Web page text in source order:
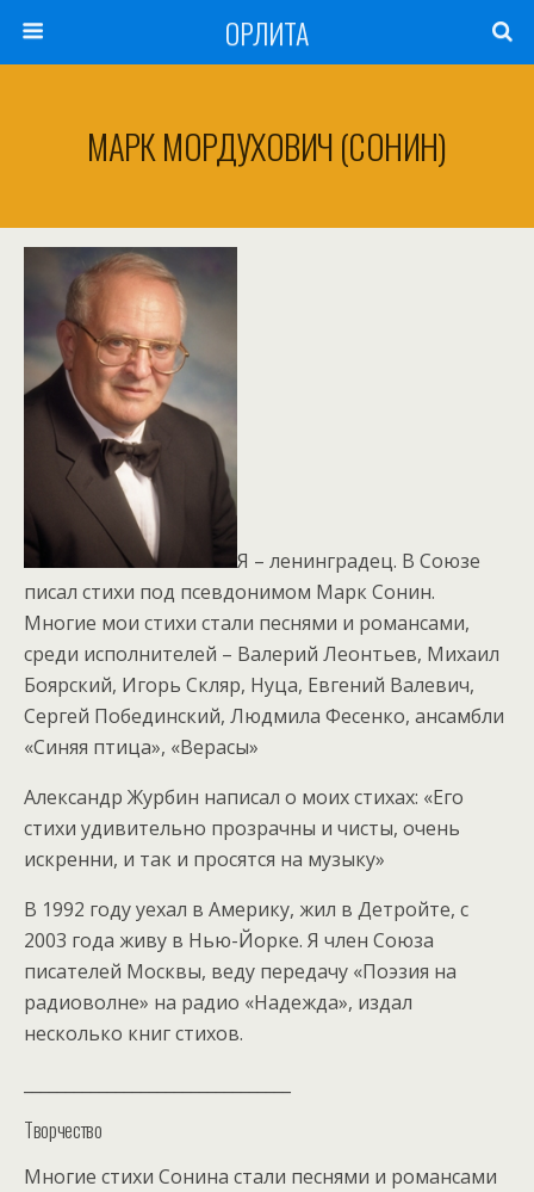
ОРЛИТА
МАРК МОРДУХОВИЧ (СОНИН)
Я – ленинградец. В Союзе
писал стихи под псевдонимом Марк Сонин.
Многие мои стихи стали песнями и романсами,
среди исполнителей – Валерий Леонтьев, Михаил
Боярский, Игорь Скляр, Нуца, Евгений Валевич,
Сергей Побединский, Людмила Фесенко, ансамбли
«Синяя птица», «Верасы»
Александр Журбин написал о моих стихах: «Его
стихи удивительно прозрачны и чисты, очень
искренни, и так и просятся на музыку»
В 1992 году уехал в Америку, жил в Детройте, с
2003 года живу в Нью-Йорке. Я член Союза
писателей Москвы, веду передачу «Поэзия на
радиоволне» на радио «Надежда», издал
несколько книг стихов.
Творчество
Многие стихи Сонина стали песнями и романсами